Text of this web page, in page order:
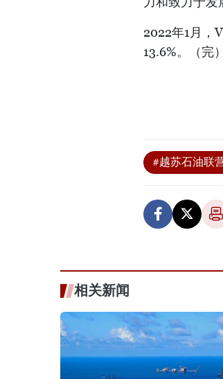
2022年1月，
13.6%。（完）
#越苏石油联
相关新闻